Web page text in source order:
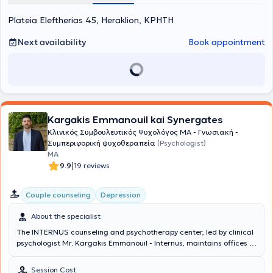
Plateia Eleftherias 45, Heraklion, ΚΡΗΤΗ
Next availability
Book appointment
Kargakis Emmanouil kai Synergates
Κλινικός Συμβουλευτικός Ψυχολόγος MA - Γνωσιακή -
Συμπεριφορική ψυχοθεραπεία (Psychologist)
MA
9.9|19 reviews
Couple counseling Depression
About the specialist
The INTERNUS counseling and psychotherapy center, led by clinical
psychologist Mr. Kargakis Emmanouil - Internus, maintains offices in
services concerning treatment, rehabilitation, prevention, and
Session Cost